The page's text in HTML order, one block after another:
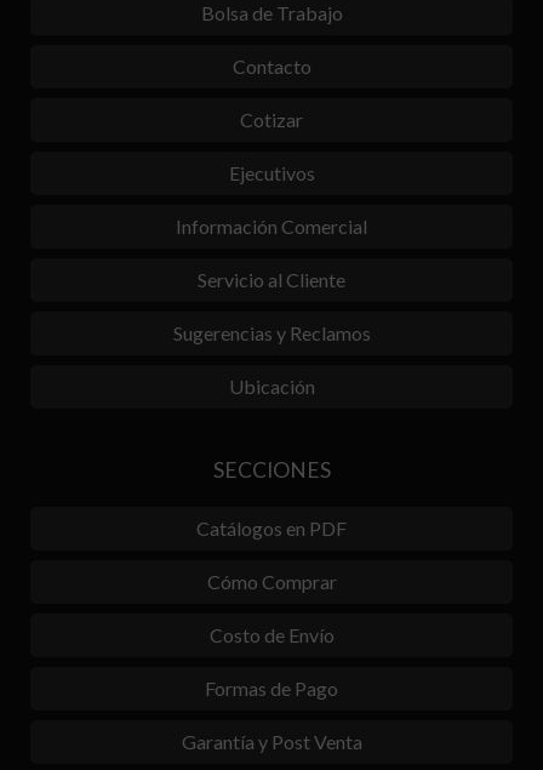
Bolsa de Trabajo
Contacto
Cotizar
Ejecutivos
Información Comercial
Servicio al Cliente
Sugerencias y Reclamos
Ubicación
SECCIONES
Catálogos en PDF
Cómo Comprar
Costo de Envío
Formas de Pago
Garantía y Post Venta